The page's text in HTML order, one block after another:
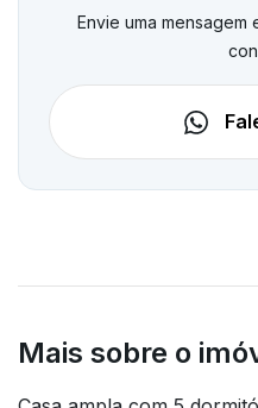
Envie uma
Mais sobre o